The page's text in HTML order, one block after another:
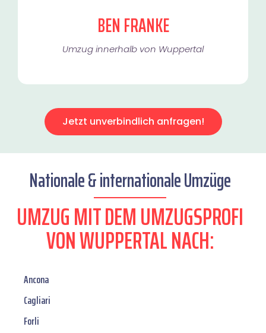
BEN FRANKE
Umzug innerhalb von Wuppertal​
Jetzt unverbindlich anfragen!
Nationale & internationale Umzüge
UMZUG MIT DEM UMZUGSPROFI
VON WUPPERTAL NACH:
Ancona
Cagliari
Forli